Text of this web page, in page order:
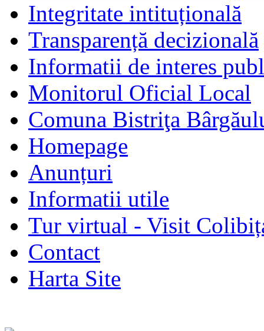
Integritate intituțională
Transparență decizională
Informatii de interes
Monitorul Oficial Local
Comuna Bistriţa
Homepage
Anunțuri
Informatii utile
Tur virtual - Visit
Contact
Harta Site